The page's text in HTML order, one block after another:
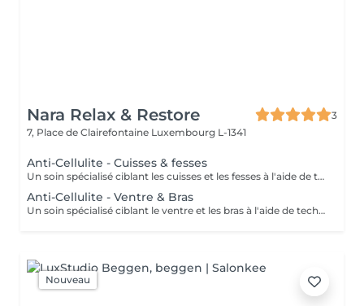
Nara Relax & Restore
3
7, Place de Clairefontaine Luxembourg L-1341
Anti-Cellulite - Cuisses & fesses
Un soin spécialisé ciblant les cuisses et les fesses à l'aide de techniques de massage intensives destinées à stimuler la circulation et à agir sur les tissus sous-jacents. Ce traitement contribue à améliorer l'apparence de la peau, à soutenir la tonicité des tissus et à procurer une sensation de peau plus lisse et revitalisée.
Anti-Cellulite - Ventre & Bras
Un soin spécialisé ciblant le ventre et les bras à l'aide de techniques de massage ciblées destinées à stimuler la circulation et à soutenir l'apparence naturelle de la peau. Ce traitement intensif aide à améliorer la tonicité des tissus, affiner le grain de peau et laisser la peau plus souple, plus douce et agréablement rafraîchie.
Nouveau